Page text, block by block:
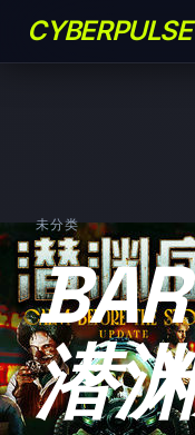
CYBERPULSE
未分类
潜